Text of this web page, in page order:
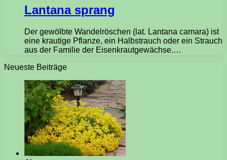
Lantana sprang
Der gewölbte Wandelröschen (lat. Lantana camara) ist
eine krautige Pflanze, ein Halbstrauch oder ein Strauch
aus der Familie der Eisenkrautgewächse.…
Neueste Beiträge